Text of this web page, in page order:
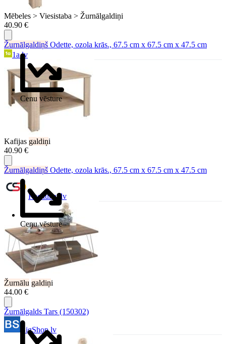
Mēbeles > Viesistaba > Žurnālgaldiņi
40.90 €
Cenu vēsture
Žurnālgaldiņš Odette, ozola krās., 67.5 cm x 67.5 cm x 47.5 cm
1a.lv
Kafijas galdiņi
40.90 €
Cenu vēsture
Žurnālgaldiņš Odette, ozola krās., 67.5 cm x 67.5 cm x 47.5 cm
Ksenukai.lv
Žurnālu galdiņi
44.00 €
Žurnālgalds Tars (150302)
BigShop.lv